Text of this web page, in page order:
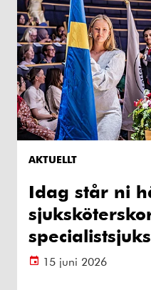
AKTUELLT
Idag står ni
15 juni 2026